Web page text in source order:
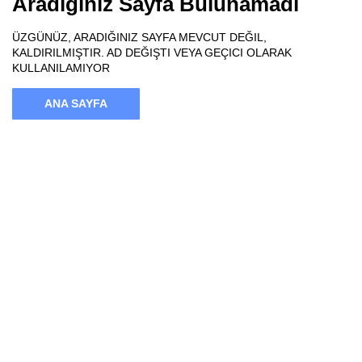
ÜZGÜNÜZ, ARADIĞINIZ SAYFA MEVCUT DEĞIL,
KALDIRILMIŞTIR. AD DEĞIŞTI VEYA GEÇICI OLARAK
KULLANILAMIYOR
ANA SAYFA